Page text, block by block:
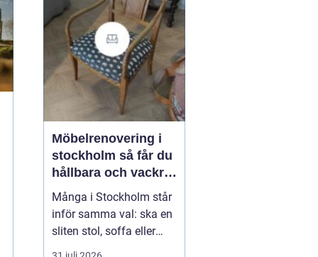
material åldras snabbare
och försämrar
slutresultatet vid
målning eller annan
behandling. Här31 juli
Möbelrenovering i
stockholm så får du
hållbara och vackra
möbler
Många i Stockholm står
inför samma val: ska en
sliten stol, soffa eller
fåtölj slängas, säljas